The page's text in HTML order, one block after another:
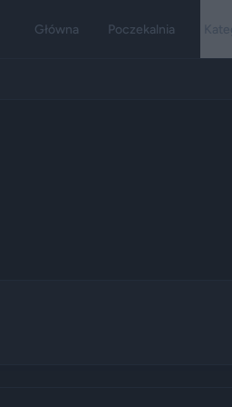
Główna Poczekalnia